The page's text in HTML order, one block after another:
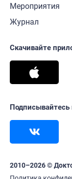
Мероприятия
Журнал
Скачивайте
Подписывайтесь
2010–2026 ©